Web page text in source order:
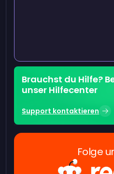
Brauchst du Hilfe?
unser Hilfecenter
Support kontaktieren
Folge